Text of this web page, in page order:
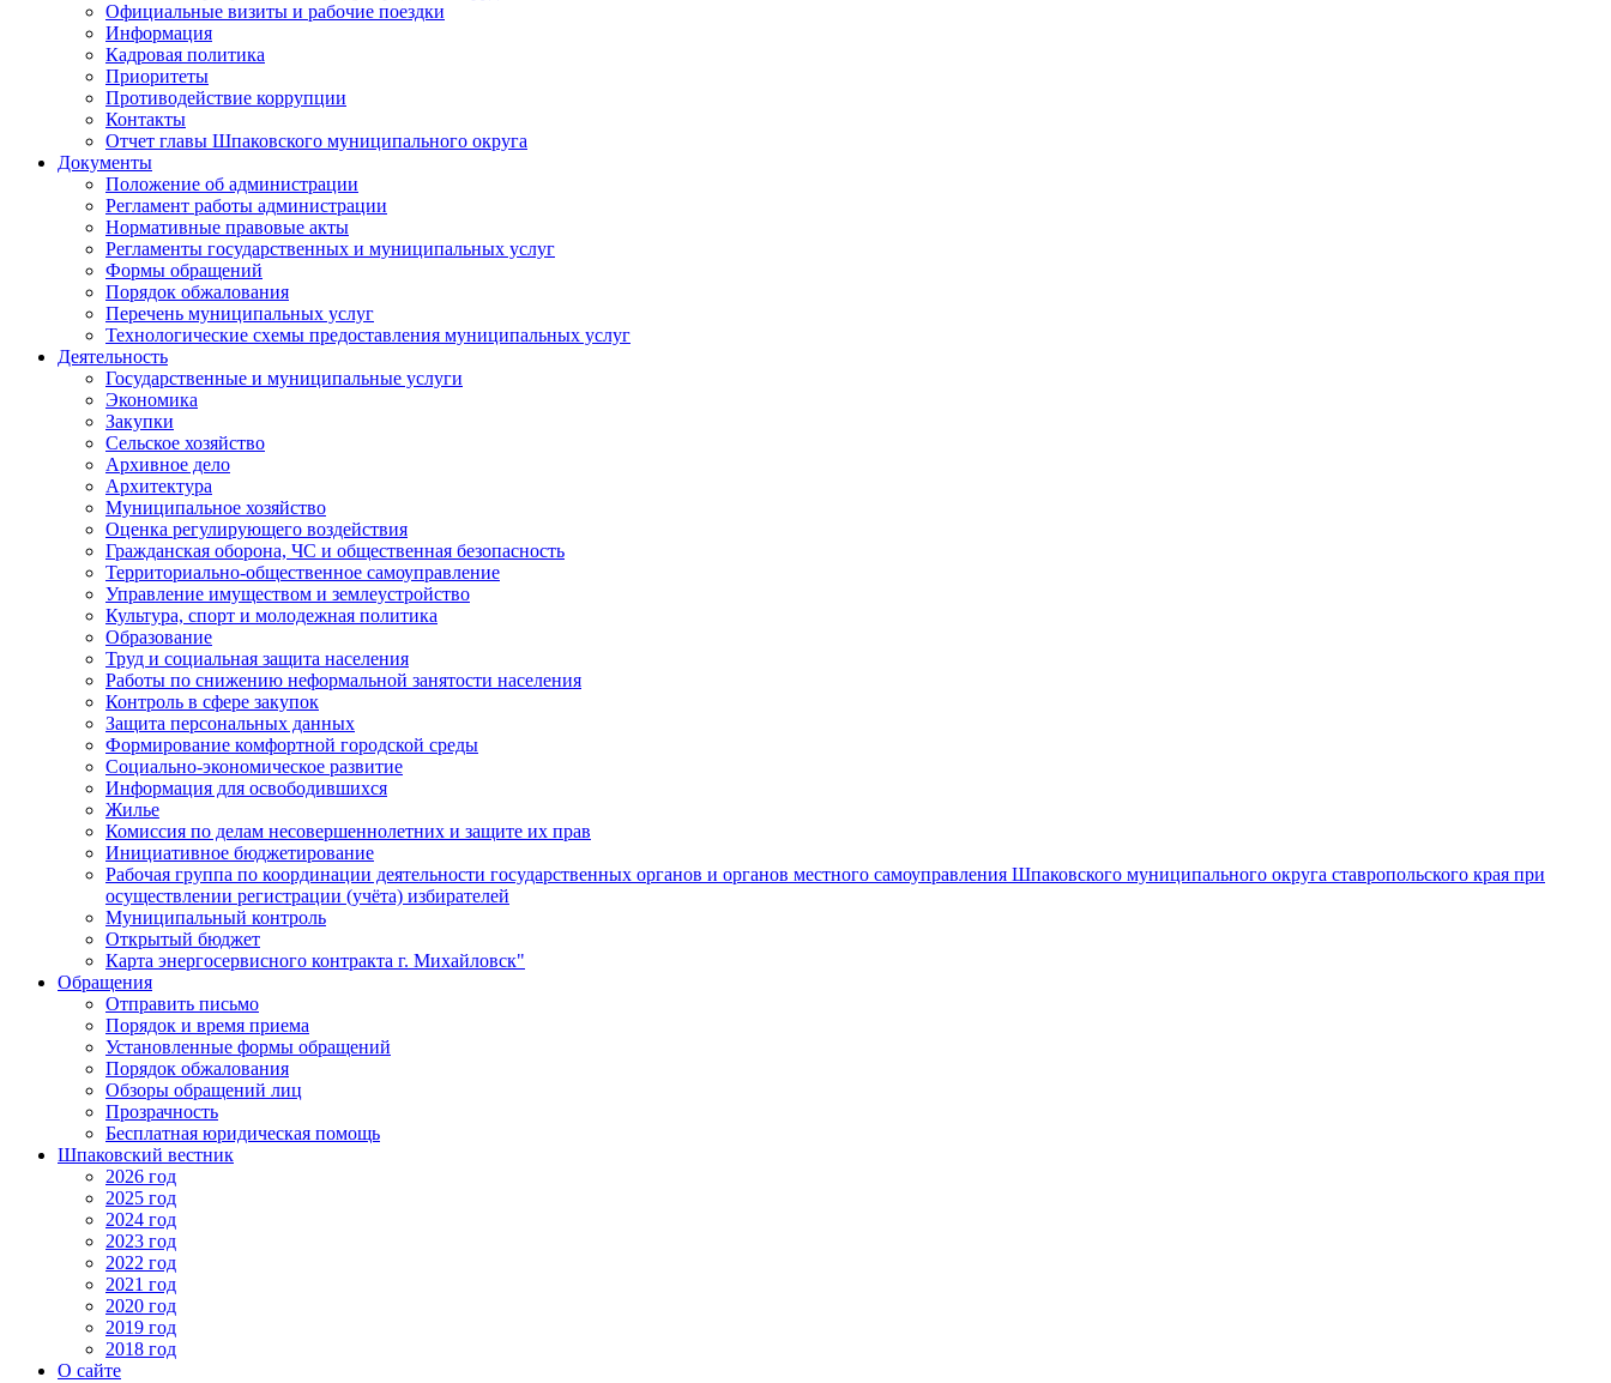
Официальные визиты и рабочие поездки
Информация
Кадровая политика
Приоритеты
Противодействие коррупции
Контакты
Отчет главы Шпаковского муниципального округа
Документы
Положение об администрации
Регламент работы администрации
Нормативные правовые акты
Регламенты государственных и муниципальных услуг
Формы обращений
Порядок обжалования
Перечень муниципальных услуг
Технологические схемы предоставления муниципальных услуг
Деятельность
Государственные и муниципальные услуги
Экономика
Закупки
Сельское хозяйство
Архивное дело
Архитектура
Муниципальное хозяйство
Оценка регулирующего воздействия
Гражданская оборона, ЧС и общественная безопасность
Территориально-общественное самоуправление
Управление имуществом и землеустройство
Культура, спорт и молодежная политика
Образование
Труд и социальная защита населения
Работы по снижению неформальной занятости населения
Контроль в сфере закупок
Защита персональных данных
Формирование комфортной городской среды
Социально-экономическое развитие
Информация для освободившихся
Жилье
Комиссия по делам несовершеннолетних и защите их прав
Инициативное бюджетирование
Рабочая группа по координации деятельности государственных органов и органов местного самоуправления Шпаковского муниципального округа ставропольского края при
осуществлении регистрации (учёта) избирателей
Муниципальный контроль
Открытый бюджет
Карта энергосервисного контракта г. Михайловск"
Обращения
Отправить письмо
Порядок и время приема
Установленные формы обращений
Порядок обжалования
Обзоры обращений лиц
Прозрачность
Бесплатная юридическая помощь
Шпаковский вестник
2026 год
2025 год
2024 год
2023 год
2022 год
2021 год
2020 год
2019 год
2018 год
О сайте